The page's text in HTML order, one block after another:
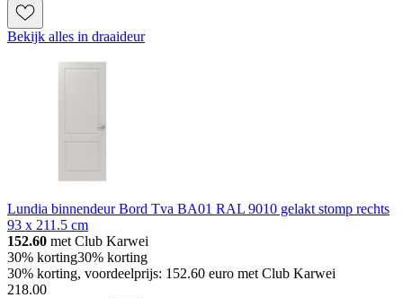
Bekijk alles in draaideur
Lundia binnendeur Bord Tva BA01 RAL 9010 gelakt stomp rechts
93 x 211.5 cm
152.60 met Club Karwei
30% korting30% korting
30% korting, voordeelprijs: 152.60 euro met Club Karwei
218.00